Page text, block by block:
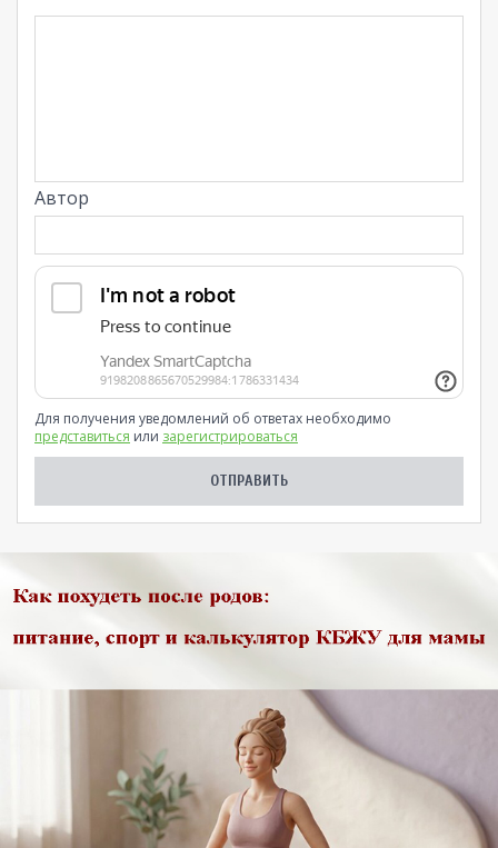
Автор
Для получения уведомлений об ответах необходимо
представиться или зарегистрироваться